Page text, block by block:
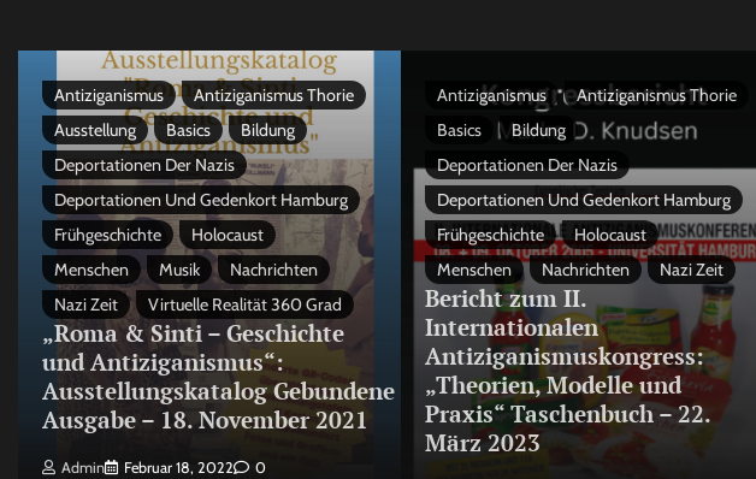
Antiziganismus
Antiziganismus Thorie
Ausstellung
Basics
Bildung
Deportationen Der Nazis
Deportationen Und Gedenkort Hamburg
Frühgeschichte
Holocaust
Menschen
Musik
Nachrichten
Nazi Zeit
Virtuelle Realität 360 Grad
„Roma & Sinti – Geschichte
und Antiziganismus“:
Ausstellungskatalog Gebundene
Ausgabe – 18. November 2021
Admin Februar 18, 2022 0
Antiziganismus
Antiziganismus Thorie
Basics
Bildung
Deportationen Der Nazis
Deportationen Und Gedenkort Hamburg
Frühgeschichte
Holocaust
Menschen
Nachrichten Nazi Zeit
Bericht zum II.
Internationalen
Antiziganismuskongress:
„Theorien, Modelle und
Praxis“ Taschenbuch – 22.
März 2023